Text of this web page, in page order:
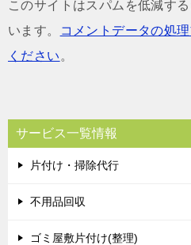
このサイトはスパムを低減す
います。
コメントデータの処
ください 。
サービス一覧情報
片付け・掃除代行
不用品回収
ゴミ屋敷片付け(整理)